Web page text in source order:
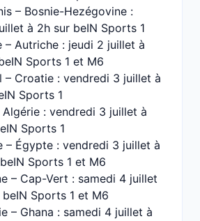
– Bosnie-Hezégovine :
à 2h sur beIN Sports 1
– Autriche : jeudi 2 juillet à
Sports 1 et M6
– Croatie : vendredi 3 juillet à
Sports 1
Algérie : vendredi 3 juillet à
Sports 1
– Égypte : vendredi 3 juillet à
Sports 1 et M6
– Cap-Vert : samedi 4 juillet
Sports 1 et M6
– Ghana : samedi 4 juillet à